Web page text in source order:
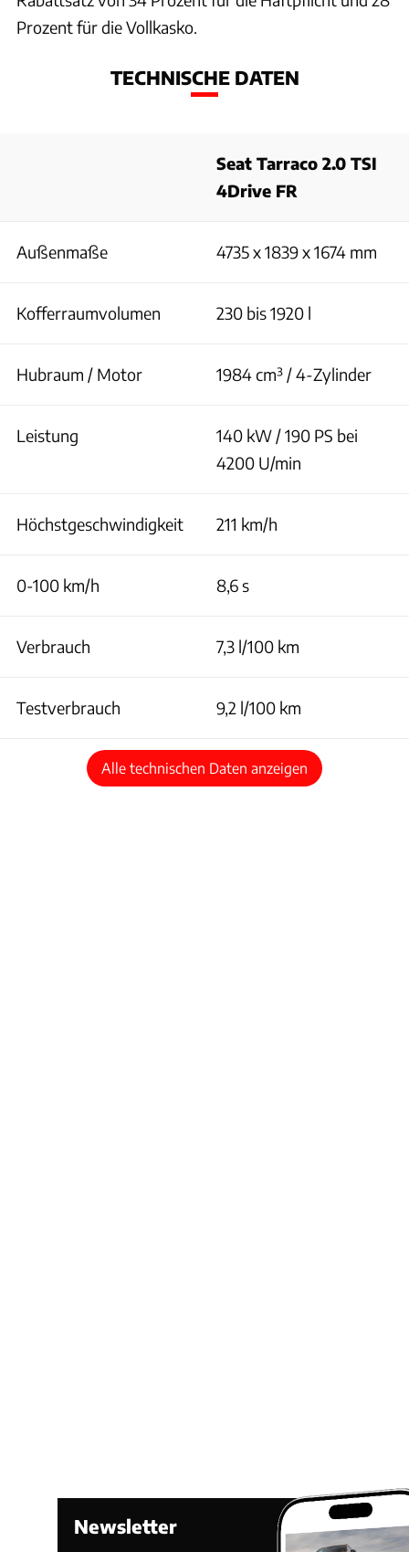
Prozent für die Vollkasko.
TECHNISCHE DATEN
Seat Tarraco 2.0 TSI
4Drive FR
Außenmaße 4735 x 1839 x 1674 mm
Kofferraumvolumen 230 bis 1920 l
Hubraum / Motor 1984 cm³ / 4-Zylinder
Leistung
140 kW / 190 PS bei
4200 U/min
Höchstgeschwindigkeit 211 km/h
0-100 km/h 8,6 s
Verbrauch 7,3 l/100 km
Testverbrauch 9,2 l/100 km
Alle technischen Daten anzeigen
Newsletter